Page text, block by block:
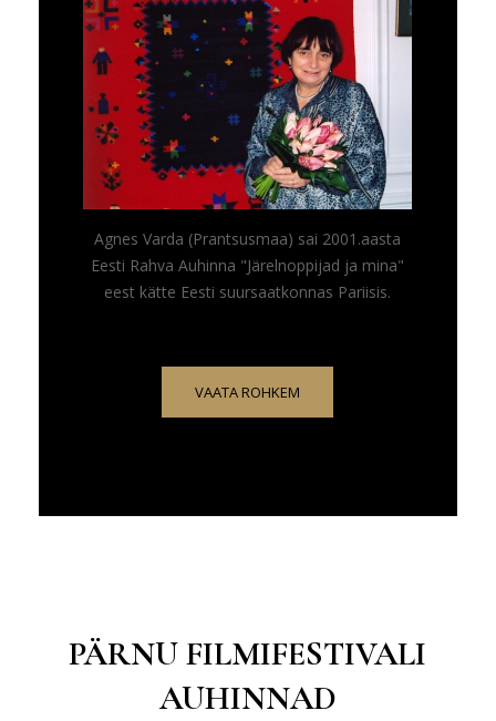
Agnes Varda (Prantsusmaa) sai 2001.aasta
Eesti Rahva Auhinna "Järelnoppijad ja mina"
eest kätte Eesti suursaatkonnas Pariisis.
VAATA ROHKEM
PÄRNU FILMIFESTIVALI
AUHINNAD